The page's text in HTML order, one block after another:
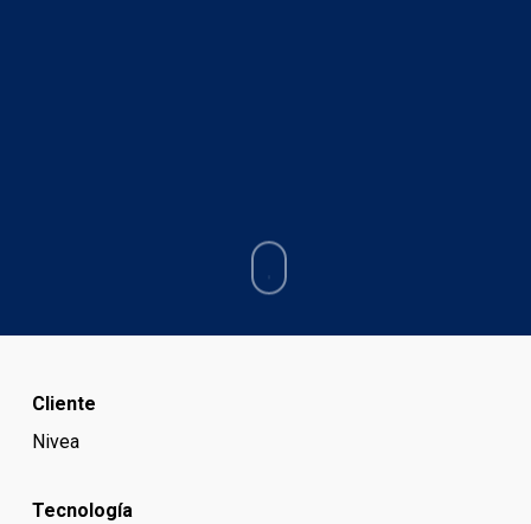
Cliente
Nivea
Tecnología